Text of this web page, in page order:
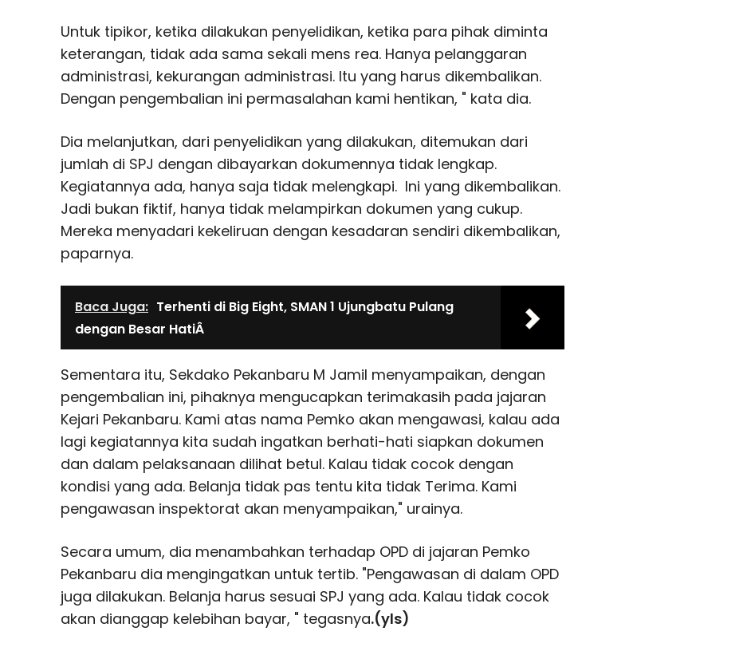
Untuk tipikor, ketika dilakukan penyelidikan, ketika para pihak diminta
keterangan, tidak ada sama sekali mens rea. Hanya pelanggaran
administrasi, kekurangan administrasi. Itu yang harus dikembalikan.
Dengan pengembalian ini permasalahan kami hentikan, " kata dia.
Dia melanjutkan, dari penyelidikan yang dilakukan, ditemukan dari
jumlah di SPJ dengan dibayarkan dokumennya tidak lengkap.
Kegiatannya ada, hanya saja tidak melengkapi. Ini yang dikembalikan.
Jadi bukan fiktif, hanya tidak melampirkan dokumen yang cukup.
Mereka menyadari kekeliruan dengan kesadaran sendiri dikembalikan,
paparnya.
Baca Juga: Terhenti di Big Eight, SMAN 1 Ujungbatu Pulang
dengan Besar HatiÂ
Sementara itu, Sekdako Pekanbaru M Jamil menyampaikan, dengan
pengembalian ini, pihaknya mengucapkan terimakasih pada jajaran
Kejari Pekanbaru. Kami atas nama Pemko akan mengawasi, kalau ada
lagi kegiatannya kita sudah ingatkan berhati-hati siapkan dokumen
dan dalam pelaksanaan dilihat betul. Kalau tidak cocok dengan
kondisi yang ada. Belanja tidak pas tentu kita tidak Terima. Kami
pengawasan inspektorat akan menyampaikan," urainya.
Secara umum, dia menambahkan terhadap OPD di jajaran Pemko
Pekanbaru dia mengingatkan untuk tertib. "Pengawasan di dalam OPD
juga dilakukan. Belanja harus sesuai SPJ yang ada. Kalau tidak cocok
akan dianggap kelebihan bayar, " tegasnya.(yls)